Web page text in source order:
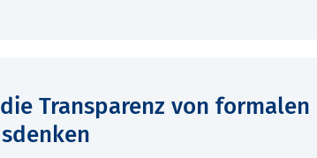
Transparenz von